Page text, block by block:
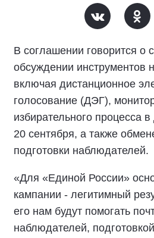
В соглашении говорится о
обсуждении инструментов
включая дистанционное
голосование (ДЭГ),
избирательного процесса
20 сентября, а также
подготовки наблюдателей.
«Для «Единой России»
кампании - легитимный
его нам будут помогать
наблюдателей,